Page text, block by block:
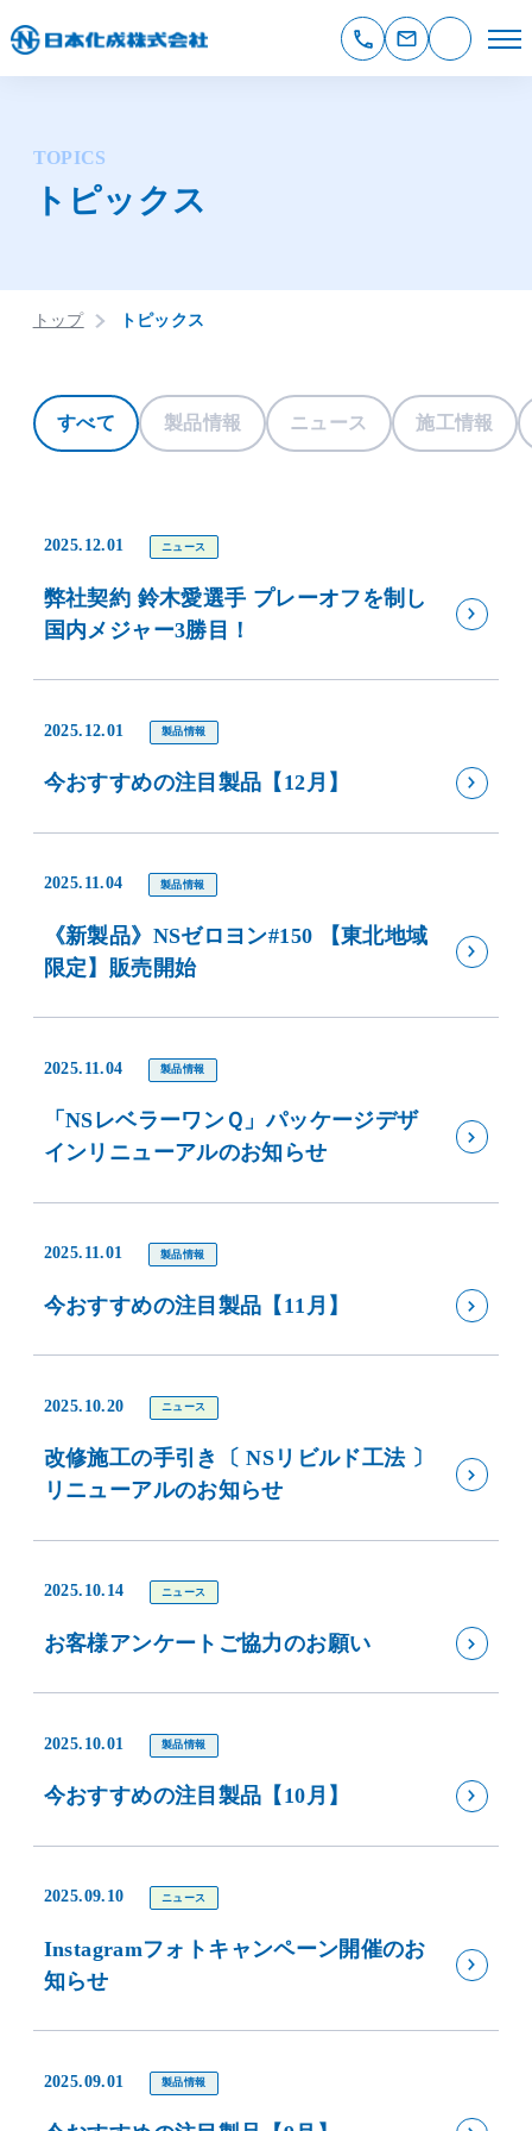
TOPICS
トピックス
トップ トピックス
すべて 製品情報 ニュース 施工情報
2025.12.01 ニュース
弊社契約 鈴木愛選手 プレーオフを制し
国内メジャー3勝目！
2025.12.01 製品情報
今おすすめの注目製品【12月】
2025.11.04 製品情報
《新製品》NSゼロヨン#150 【東北地域
限定】販売開始
2025.11.04 製品情報
「NSレベラーワンＱ」パッケージデザ
インリニューアルのお知らせ
2025.11.01 製品情報
今おすすめの注目製品【11月】
2025.10.20 ニュース
改修施工の手引き〔 NSリビルド工法 〕
リニューアルのお知らせ
2025.10.14 ニュース
お客様アンケートご協力のお願い
2025.10.01 製品情報
今おすすめの注目製品【10月】
2025.09.10 ニュース
Instagramフォトキャンペーン開催のお
知らせ
2025.09.01 製品情報